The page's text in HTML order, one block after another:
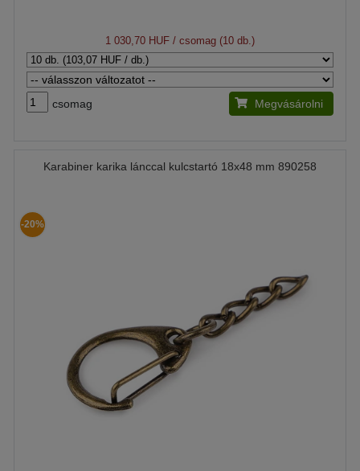
1 030,70 HUF / csomag (10 db.)
csomag Megvásárolni
Karabiner karika lánccal kulcstartó 18x48 mm 890258
-20%